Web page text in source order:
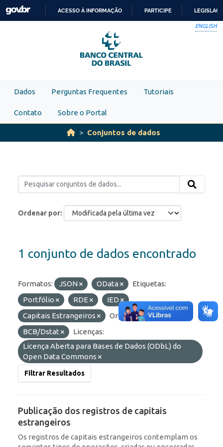
Skip to main content
PARA
O
CONTEÚDO
ACESSO À INFORMAÇÃO PARTICIPE
ENGLISH
Dados Perguntas Frequentes Tutoriais
Contato Sobre o Portal
Conjuntos de dados
Ordenar por
1 conjunto de dados encontrado
Formatos: JSON OData
Etiquetas:
Portfólio
RDE
IED
Capitais Estrangeiros
Organizações:
BCB/Dstat
Licenças:
Licença Aberta para Bases de Dados (ODbL) do
Open Data Commons
Filtrar Resultados
Publicação dos registros de capitais
estrangeiros
Os registros de capitais estrangeiros contemplam os